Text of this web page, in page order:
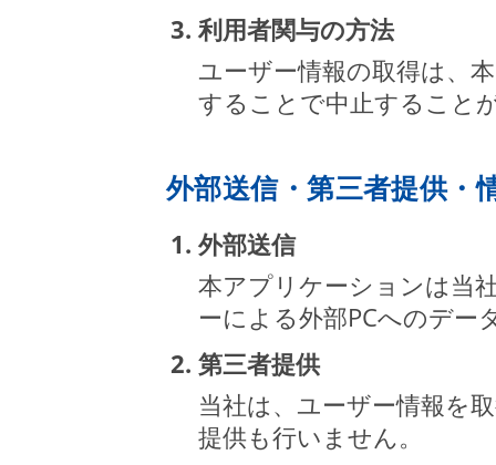
3. 利用者関与の方法
ユーザー情報の取得は、
することで中止すること
外部送信・第三者提供・
1. 外部送信
本アプリケーションは当
ーによる外部PCへのデー
2. 第三者提供
当社は、ユーザー情報を
提供も行いません。